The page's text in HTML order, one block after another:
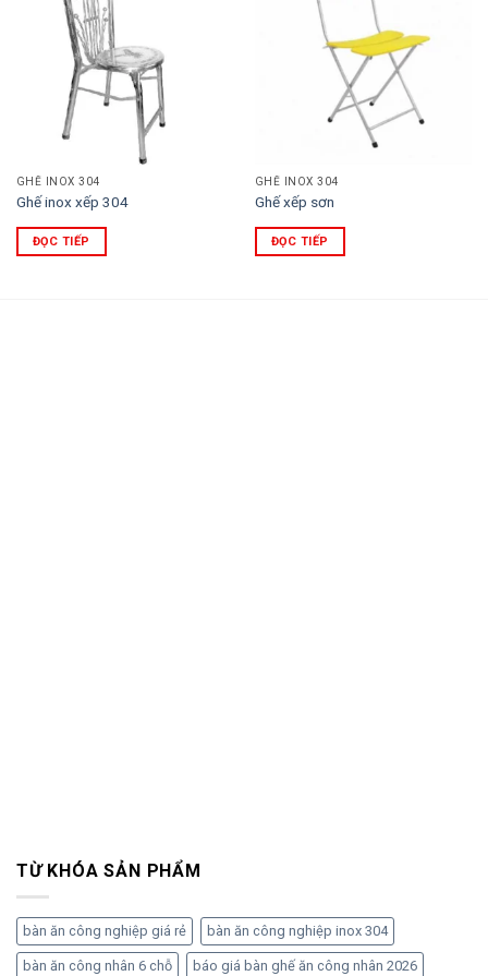
GHẾ INOX 304
Ghế inox xếp 304
ĐỌC TIẾP
GHẾ INOX 304
Ghế xếp sơn
ĐỌC TIẾP
TỪ KHÓA SẢN PHẨM
bàn ăn công nghiệp giá rẻ bàn ăn công nghiệp inox 304
bàn ăn công nhân 6 chỗ báo giá bàn ghế ăn công nhân 2026